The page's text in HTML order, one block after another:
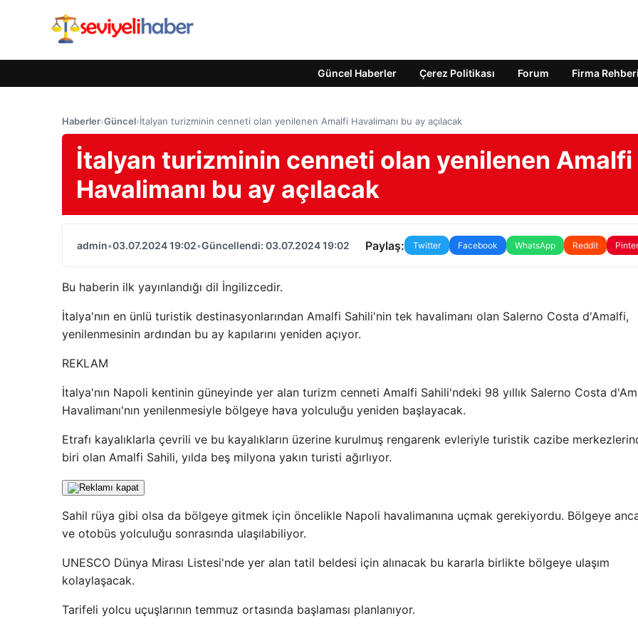
Güncel Haberler Çerez Politikası Forum Firma Rehberi
Haberler›Güncel›İtalyan turizminin cenneti olan yenilenen Amalfi Havalimanı bu ay açılacak
İtalyan turizminin cenneti olan yenilenen Amalfi
Havalimanı bu ay açılacak
admin•03.07.2024 19:02•Güncellendi: 03.07.2024 19:02 Paylaş: Twitter Facebook WhatsApp Reddit
Bu haberin ilk yayınlandığı dil İngilizcedir.
İtalya'nın en ünlü turistik destinasyonlarından Amalfi Sahili'nin tek havalimanı olan Salerno Costa d'Amalfi,
yenilenmesinin ardından bu ay kapılarını yeniden açıyor.
REKLAM
İtalya'nın Napoli kentinin güneyinde yer alan turizm cenneti Amalfi Sahili'ndeki 98 yıllık Salerno Costa
Havalimanı'nın yenilenmesiyle bölgeye hava yolculuğu yeniden başlayacak.
Etrafı kayalıklarla çevrili ve bu kayalıkların üzerine kurulmuş rengarenk evleriyle turistik cazibe
biri olan Amalfi Sahili, yılda beş milyona yakın turisti ağırlıyor.
Sahil rüya gibi olsa da bölgeye gitmek için öncelikle Napoli havalimanına uçmak gerekiyordu. Bölgeye
ve otobüs yolculuğu sonrasında ulaşılabiliyor.
UNESCO Dünya Mirası Listesi'nde yer alan tatil beldesi için alınacak bu kararla birlikte bölgeye ulaşım
kolaylaşacak.
Tarifeli yolcu uçuşlarının temmuz ortasında başlaması planlanıyor.